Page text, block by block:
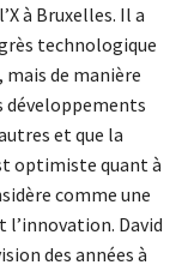
à Bruxelles. Il a
technologique
mais de manière
développements
et que la
optimiste quant à
comme une
l’innovation. David
des années à